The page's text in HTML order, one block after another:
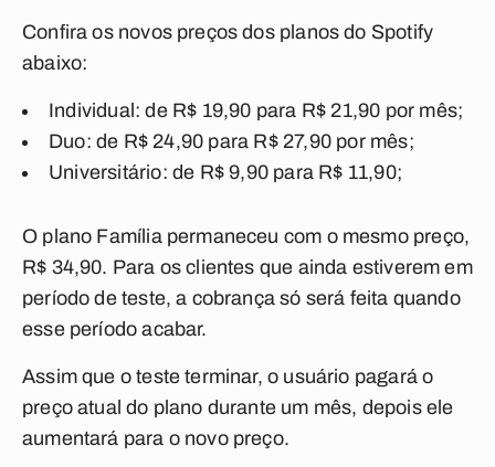
Confira os novos preços dos planos do Spotify
abaixo:
Individual: de R$ 19,90 para R$ 21,90 por mês;
Duo: de R$ 24,90 para R$ 27,90 por mês;
Universitário: de R$ 9,90 para R$ 11,90;
O plano Família permaneceu com o mesmo preço,
R$ 34,90. Para os clientes que ainda estiverem em
período de teste, a cobrança só será feita quando
esse período acabar.
Assim que o teste terminar, o usuário pagará o
preço atual do plano durante um mês, depois ele
aumentará para o novo preço.